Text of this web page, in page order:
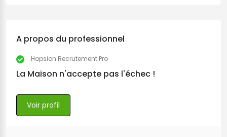
A propos du professionnel
Hopsion Recrutement Pro
La Maison n'accepte pas l'échec !
Voir profil